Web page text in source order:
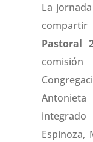
La
Pastoral
Antonieta
integrado
Espinoza,